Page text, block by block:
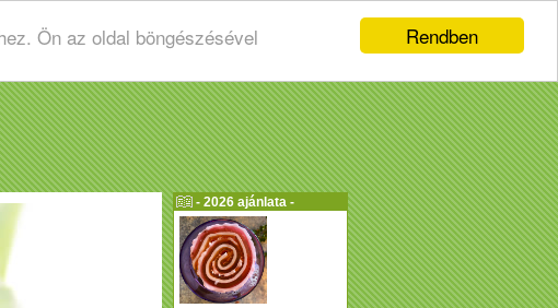
Rendben
Ön az oldal böngészésével
- 2026 ajánlata -